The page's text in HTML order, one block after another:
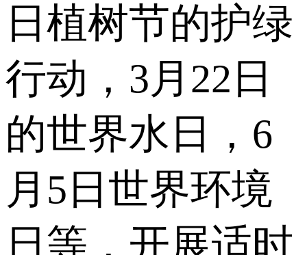
日植树节的护绿
行动，3月22日
的世界水日，6
月5日世界环境
日等，开展适时